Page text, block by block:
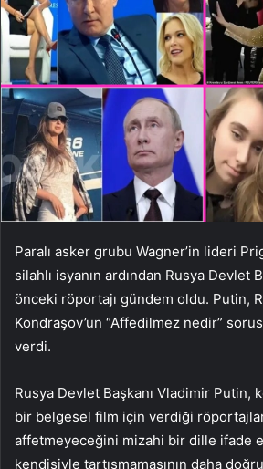
Paralı asker grubu Wagner’in lideri
silahlı isyanın ardından Rusya Devlet
önceki röportajı gündem oldu. Putin,
Kondraşov’un “Affedilmez nedir”
verdi.
Rusya Devlet Başkanı Vladimir Putin,
bir belgesel film için verdiği
affetmeyeceğini mizahi bir dille ifade
kendisiyle tartışmamasının daha